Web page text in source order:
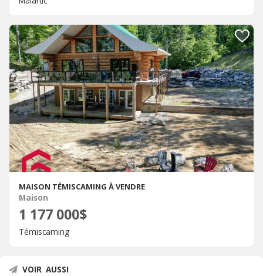
MAISON TÉMISCAMING À VENDRE
Maison
1 177 000$
Témiscaming
VOIR AUSSI